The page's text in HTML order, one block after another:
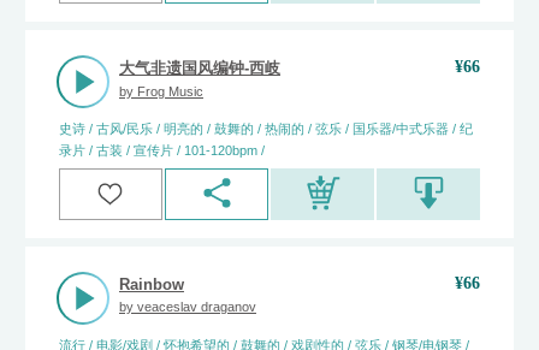
大气非遗国风编钟-西岐
by Frog Music
¥66
史诗 / 古风/民乐 / 明亮的 / 鼓舞的 / 热闹的 / 弦乐 / 国乐器/中式乐器 / 纪
录片 / 古装 / 宣传片 / 101-120bpm /
Rainbow
by veaceslav draganov
¥66
流行 / 电影/戏剧 / 怀抱希望的 / 鼓舞的 / 戏剧性的 / 弦乐 / 钢琴/电钢琴 /